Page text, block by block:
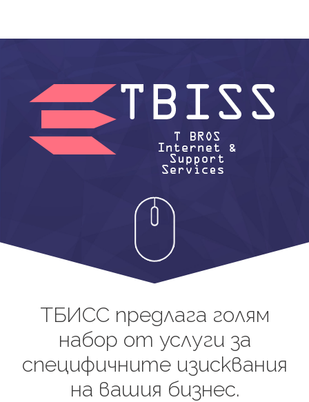
ТБИСС предлага голям
набор от услуги за
специфичните изисквания
на вашия бизнес.